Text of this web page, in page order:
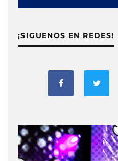
¡SIGUENOS EN REDES!